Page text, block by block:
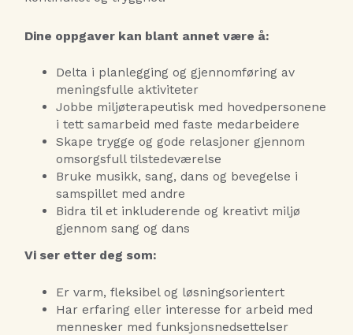
Dine oppgaver kan blant annet være å:
Delta i planlegging og gjennomføring av
meningsfulle aktiviteter
Jobbe miljøterapeutisk med hovedpersonene
i tett samarbeid med faste medarbeidere
Skape trygge og gode relasjoner gjennom
omsorgsfull tilstedeværelse
Bruke musikk, sang, dans og bevegelse i
samspillet med andre
Bidra til et inkluderende og kreativt miljø
gjennom sang og dans
Vi ser etter deg som:
Er varm, fleksibel og løsningsorientert
Har erfaring eller interesse for arbeid med
mennesker med funksjonsnedsettelser